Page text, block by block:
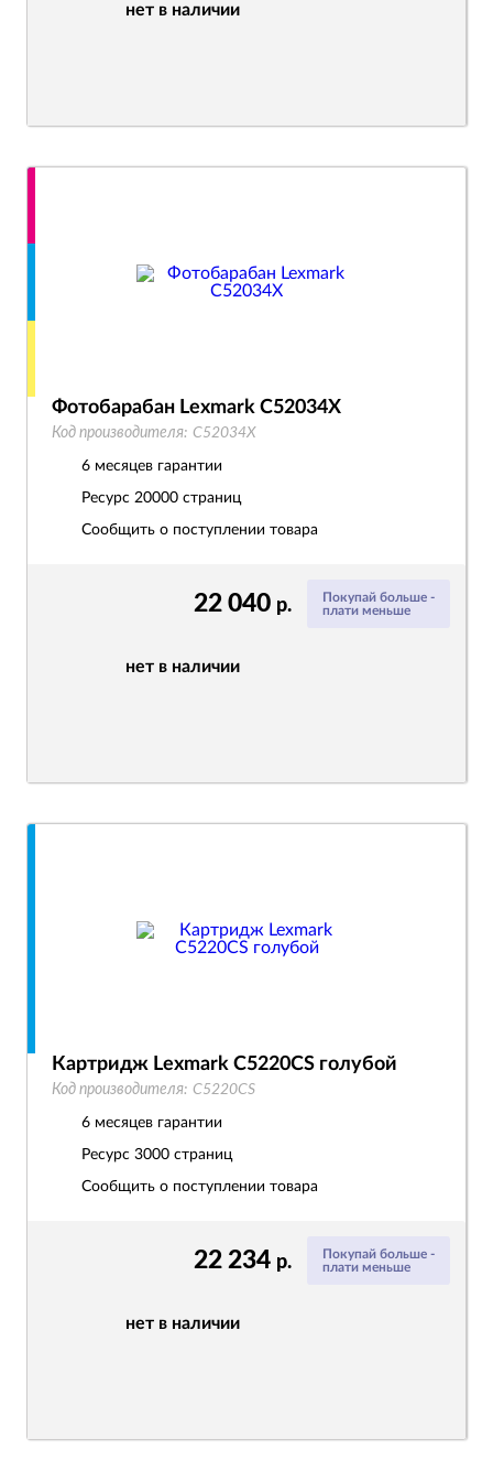
нет в наличии
Покупай больше -
плати меньше
22 040 р.
нет в наличии
Фотобарабан Lexmark C52034X
Код производителя: C52034X
6 месяцев гарантии
Ресурс 20000 страниц
Сообщить о поступлении товара
Покупай больше -
плати меньше
22 234 р.
нет в наличии
Картридж Lexmark C5220CS голубой
Код производителя: C5220CS
6 месяцев гарантии
Ресурс 3000 страниц
Сообщить о поступлении товара